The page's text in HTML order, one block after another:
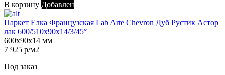
В корзину Добавлен
Паркет Елка Французская Lab Arte Chevron Дуб Рустик Астор
лак 600/510х90х14/3/45°
600х90х14 мм
7 925 р/м2
Под заказ